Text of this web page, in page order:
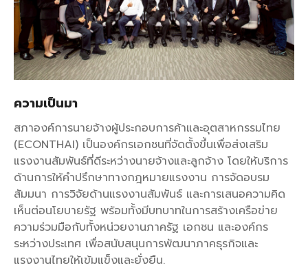
ความเป็นมา
สภาองค์การนายจ้างผู้ประกอบการค้าและอุตสาหกรรมไทย
(ECONTHAI) เป็นองค์กรเอกชนที่จัดตั้งขึ้นเพื่อส่งเสริม
แรงงานสัมพันธ์ที่ดีระหว่างนายจ้างและลูกจ้าง โดยให้บริการ
ด้านการให้คำปรึกษาทางกฎหมายแรงงาน การจัดอบรม
สัมมนา การวิจัยด้านแรงงานสัมพันธ์ และการเสนอความคิด
เห็นต่อนโยบายรัฐ พร้อมทั้งมีบทบาทในการสร้างเครือข่าย
ความร่วมมือกับทั้งหน่วยงานภาครัฐ เอกชน และองค์กร
ระหว่างประเทศ เพื่อสนับสนุนการพัฒนาภาคธุรกิจและ
แรงงานไทยให้เข้มแข็งและยั่งยืน.